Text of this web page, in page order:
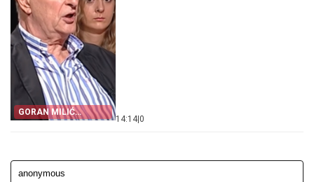
GORAN MILIĆ
ISPRIČAO ŠTA MU JE
14:14 0